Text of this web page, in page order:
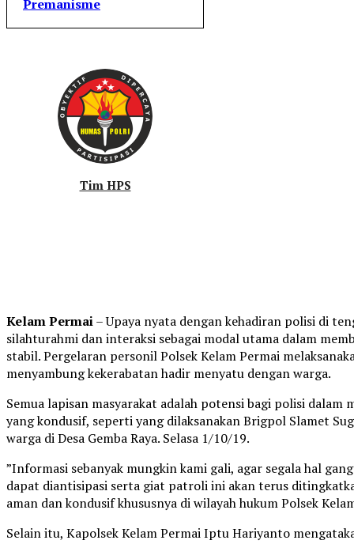
Premanisme
Tim HPS
Kelam Permai– Upaya nyata dengan kehadiran polisi di
silahturahmi dan interaksi sebagai modal utama dalam
stabil. Pergelaran personil Polsek Kelam Permai
menyambung kekerabatan hadir menyatu dengan warga.
Semua lapisan masyarakat adalah potensi bagi polisi
yang kondusif, seperti yang dilaksanakan Brigpol Slamet
warga di Desa Gemba Raya. Selasa 1/10/19.
”Informasi sebanyak mungkin kami gali, agar segala hal
dapat diantisipasi serta giat patroli ini akan terus
aman dan kondusif khususnya di wilayah hukum Polsek
Selain itu, Kapolsek Kelam Permai Iptu Hariyanto